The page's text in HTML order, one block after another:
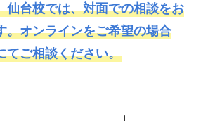
仙台校では、対面での相談をお
。オンラインをご希望の場合
てご相談ください。